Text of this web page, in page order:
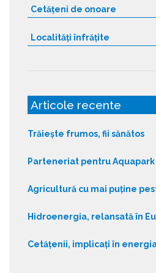
Cetățeni de onoare
Localități înfrățite
Articole recente
Trăiește frumos, fii sănătos
Parteneriat pentru Aquapark
Agricultură cu mai puține
Hidroenergia, relansată în
Cetățenii, implicați în